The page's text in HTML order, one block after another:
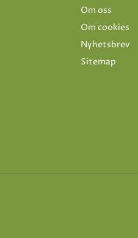
Om oss
Om cookies
Nyhetsbrev
Sitemap